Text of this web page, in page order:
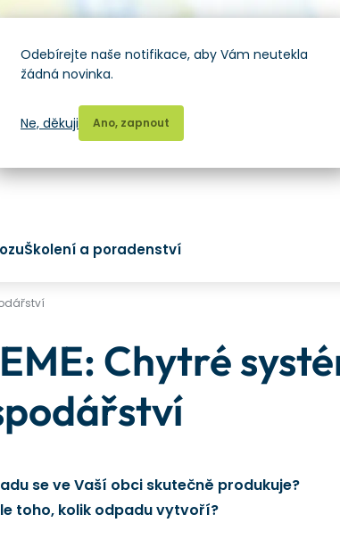
Školení a poradenství
Chytré
se ve Vaší obci skutečně produkuje?
toho, kolik odpadu vytvoří?
Odebírejte naše notifikace, aby Vám neutekla
žádná novinka.
Ano, zapnout
Ne, děkuji